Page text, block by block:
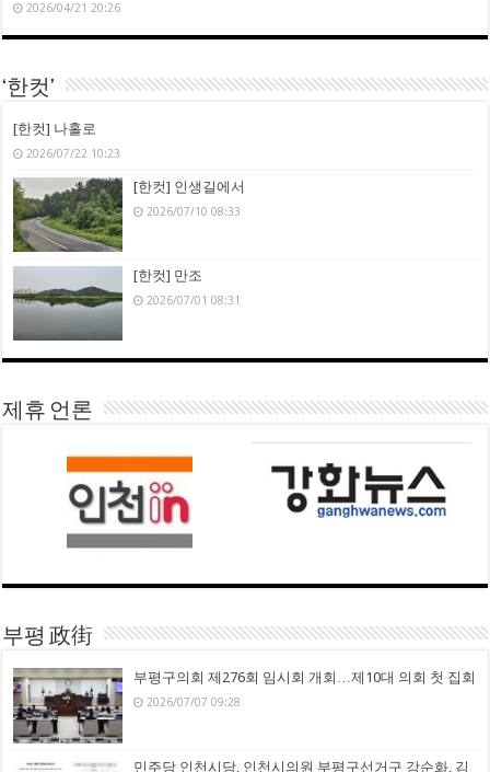
2026/04/21 20:26
‘한컷’
[한컷] 나홀로
2026/07/22 10:23
[한컷] 인생길에서
2026/07/10 08:33
[한컷] 만조
2026/07/01 08:31
제휴 언론
부평 政街
부평구의회 제276회 임시회 개회…제10대 의회 첫 집회
2026/07/07 09:28
민주당 인천시당, 인천시의원 부평구선거구 강순화, 김